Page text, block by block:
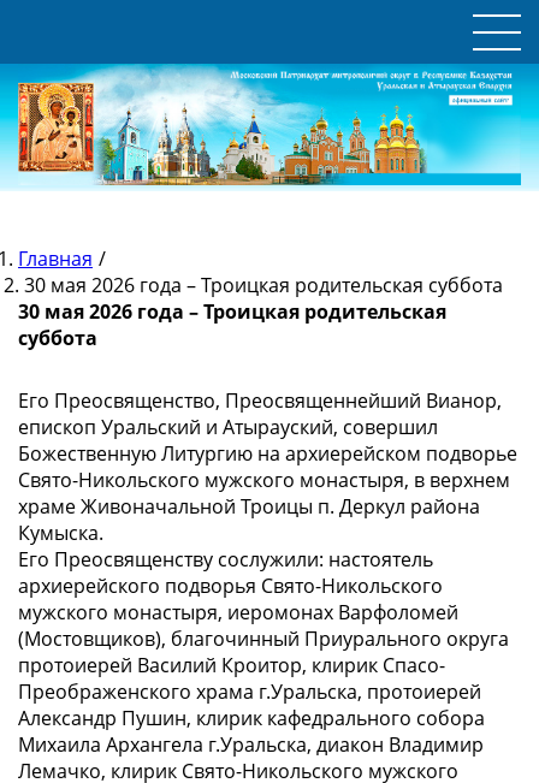
Главная /
30 мая 2026 года – Троицкая родительская суббота
30 мая 2026 года – Троицкая родительская
суббота
Его Преосвященство, Преосвященнейший Вианор,
епископ Уральский и Атырауский, совершил
Божественную Литургию на архиерейском подворье
Свято-Никольского мужского монастыря, в верхнем
храме Живоначальной Троицы п. Деркул района
Кумыска.
Его Преосвященству сослужили: настоятель
архиерейского подворья Свято-Никольского
мужского монастыря, иеромонах Варфоломей
(Мостовщиков), благочинный Приурального округа
протоиерей Василий Кроитор, клирик Спасо-
Преображенского храма г.Уральска, протоиерей
Александр Пушин, клирик кафедрального собора
Михаила Архангела г.Уральска, диакон Владимир
Лемачко, клирик Свято-Никольского мужского